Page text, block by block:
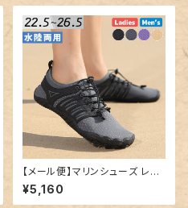
【メール便】マリンシューズ レデ
ィース メンズ 男女兼用 水陸両
用 軽量 アクアシューズ／shoe
¥5,160